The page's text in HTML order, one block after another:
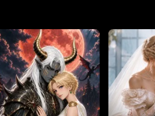
EP 34 EP 35